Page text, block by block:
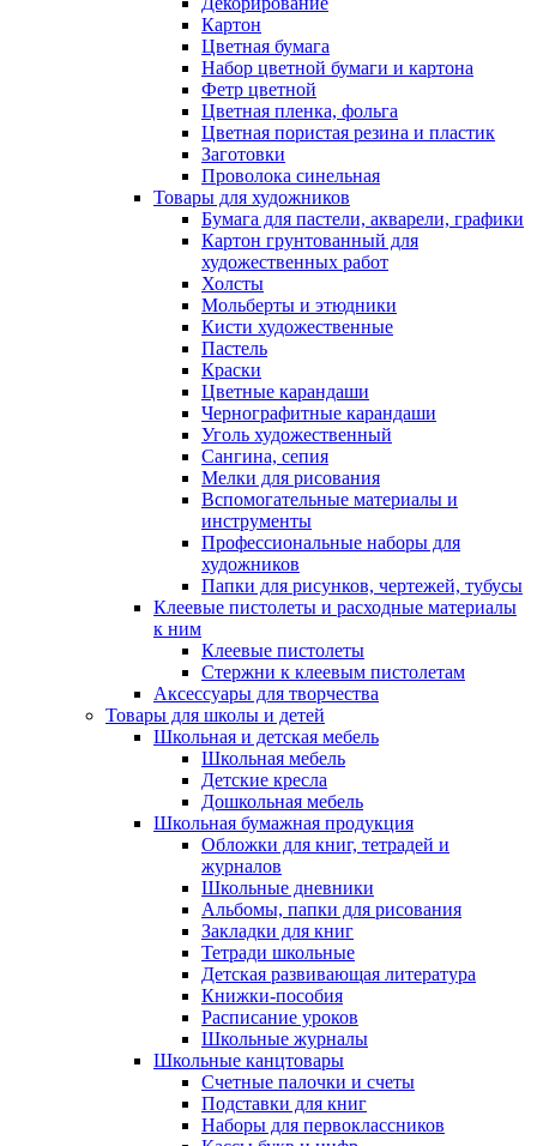
Картон
Цветная бумага
Набор цветной бумаги и картона
Фетр цветной
Цветная пленка, фольга
Цветная пористая резина и пластик
Заготовки
Проволока синельная
Товары для художников
Бумага для пастели, акварели, графики
Картон грунтованный для
художественных работ
Холсты
Мольберты и этюдники
Кисти художественные
Пастель
Краски
Цветные карандаши
Чернографитные карандаши
Уголь художественный
Сангина, сепия
Мелки для рисования
Вспомогательные материалы и
инструменты
Профессиональные наборы для
художников
Папки для рисунков, чертежей, тубусы
Клеевые пистолеты и расходные материалы
к ним
Клеевые пистолеты
Стержни к клеевым пистолетам
Аксессуары для творчества
Товары для школы и детей
Школьная и детская мебель
Школьная мебель
Детские кресла
Дошкольная мебель
Школьная бумажная продукция
Обложки для книг, тетрадей и
журналов
Школьные дневники
Альбомы, папки для рисования
Закладки для книг
Тетради школьные
Детская развивающая литература
Книжки-пособия
Расписание уроков
Школьные журналы
Школьные канцтовары
Счетные палочки и счеты
Подставки для книг
Наборы для первоклассников